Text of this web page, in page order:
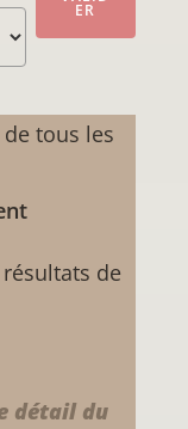
tous les
de
détail du